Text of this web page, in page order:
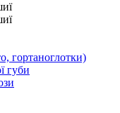
гортаноглотки)
губи